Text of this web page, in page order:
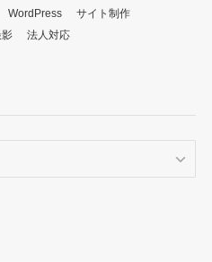
WordPress
サイト制作
法人対応